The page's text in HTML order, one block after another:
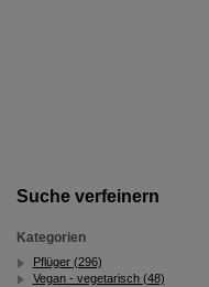
Suche verfeinern
Kategorien
Pflüger (296)
Vegan - vegetarisch (48)